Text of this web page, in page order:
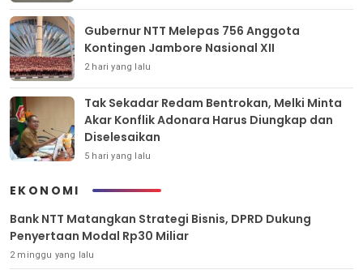
Gubernur NTT Melepas 756 Anggota
Kontingen Jambore Nasional XII
2 hari yang lalu
Tak Sekadar Redam Bentrokan, Melki Minta
Akar Konflik Adonara Harus Diungkap dan
Diselesaikan
5 hari yang lalu
EKONOMI
Bank NTT Matangkan Strategi Bisnis, DPRD Dukung
Penyertaan Modal Rp30 Miliar
2 minggu yang lalu